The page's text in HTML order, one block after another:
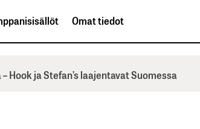
Omat tiedot
Hook ja Stefan’s laajentavat Suomessa